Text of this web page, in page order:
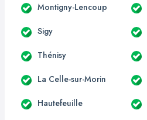
Montigny-Lencoup
Sigy
Thénisy
La Celle-sur-Morin
Hautefeuille